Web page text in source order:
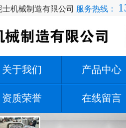
机械制造有限公司 服务热线：
关于我们 产品中心
资质荣誉 在线留言